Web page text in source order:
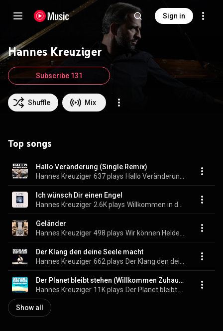
Sign in
Hannes Kreuziger
Shuffle Mix
Subscribe 131
Top songs
Hallo Veränderung (Single Remix)
Hannes Kreuziger 637 plays
Ich wünsch Dir einen Engel
Hannes Kreuziger 2.6K plays
Geländer
Hannes Kreuziger 498 plays
Der Klang den deine Seele macht
Hannes Kreuziger 662 plays
Der Planet bleibt stehen (Willkommen Zuhause)
Hannes Kreuziger 11K plays
Show all